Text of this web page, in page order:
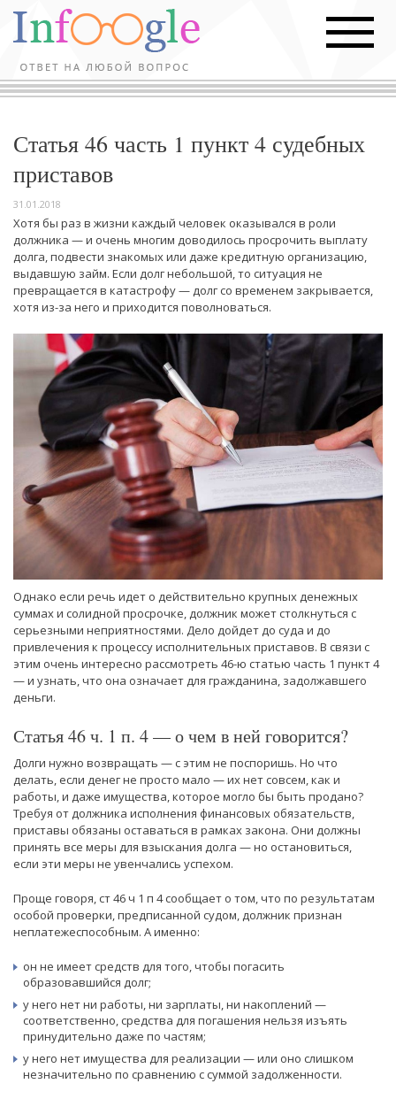
Статья 46 часть 1 пункт 4 судебных
приставов
31.01.2018
Хотя бы раз в жизни каждый человек оказывался в роли
должника — и очень многим доводилось просрочить выплату
долга, подвести знакомых или даже кредитную организацию,
выдавшую займ. Если долг небольшой, то ситуация не
превращается в катастрофу — долг со временем закрывается,
хотя из-за него и приходится поволноваться.
Однако если речь идет о действительно крупных денежных
суммах и солидной просрочке, должник может столкнуться с
серьезными неприятностями. Дело дойдет до суда и до
привлечения к процессу исполнительных приставов. В связи с
этим очень интересно рассмотреть 46-ю статью часть 1 пункт 4
— и узнать, что она означает для гражданина, задолжавшего
деньги.
Статья 46 ч. 1 п. 4 — о чем в ней говорится?
Долги нужно возвращать — с этим не поспоришь. Но что
делать, если денег не просто мало — их нет совсем, как и
работы, и даже имущества, которое могло бы быть продано?
Требуя от должника исполнения финансовых обязательств,
приставы обязаны оставаться в рамках закона. Они должны
принять все меры для взыскания долга — но остановиться,
если эти меры не увенчались успехом.
Проще говоря, ст 46 ч 1 п 4 сообщает о том, что по результатам
особой проверки, предписанной судом, должник признан
неплатежеспособным. А именно:
он не имеет средств для того, чтобы погасить
образовавшийся долг;
у него нет ни работы, ни зарплаты, ни накоплений —
соответственно, средства для погашения нельзя изъять
принудительно даже по частям;
у него нет имущества для реализации — или оно слишком
незначительно по сравнению с суммой задолженности.